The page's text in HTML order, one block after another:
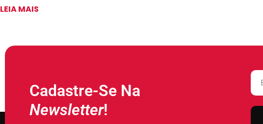
LEIA MAIS
Cadastre-Se Na
Newsletter!